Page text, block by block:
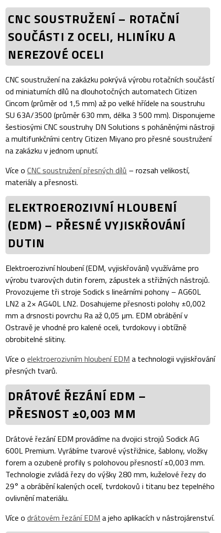
CNC SOUSTRUŽENÍ – ROTAČNÍ
SOUČÁSTI Z OCELI, HLINÍKU A
NEREZOVÉ OCELI
CNC soustružení na zakázku pokrývá výrobu rotačních součástí
od miniaturních dílů na dlouhotočných automatech Citizen
Cincom (průměr od 1,5 mm) až po velké hřídele na soustruhu
SU 63A/3500 (průměr 630 mm, délka 3 500 mm). Disponujeme
šestiosými CNC soustruhy DN Solutions s poháněnými nástroji
a multifunkčními centry Citizen Miyano pro přesné soustružení
na zakázku v jednom upnutí.
Více oCNC soustružení přesných dílů – rozsah velikostí,
materiály a přesnosti.
ELEKTROEROZIVNÍ HLOUBENÍ
(EDM) – PŘESNÉ VYJISKŘOVÁNÍ
DUTIN
Elektroerozivní hloubení (EDM, vyjiskřování) využíváme pro
výrobu tvarových dutin forem, zápustek a střižných nástrojů.
Provozujeme tři stroje Sodick s lineárními pohony – AG60L
LN2 a 2× AG40L LN2. Dosahujeme přesnosti polohy ±0,002
mm a drsnosti povrchu Ra až 0,05 µm. EDM obrábění v
Ostravě je vhodné pro kalené oceli, tvrdokovy i obtížně
obrobitelné slitiny.
Více oelektroerozivním hloubení EDM a technologii vyjiskřování
přesných tvarů.
DRÁTOVÉ ŘEZÁNÍ EDM –
PŘESNOST ±0,003 MM
Drátové řezání EDM provádíme na dvojici strojů Sodick AG
600L Premium. Vyrábíme tvarové výstřižnice, šablony, vložky
forem a ozubené profily s polohovou přesností ±0,003 mm.
Technologie zvládá řezy do výšky 280 mm, kuželové řezy do
29° a obrábění kalených ocelí, tvrdokovů i titanu bez tepelného
ovlivnění materiálu.
Více odrátovém řezání EDM a jeho aplikacích v nástrojárenství.